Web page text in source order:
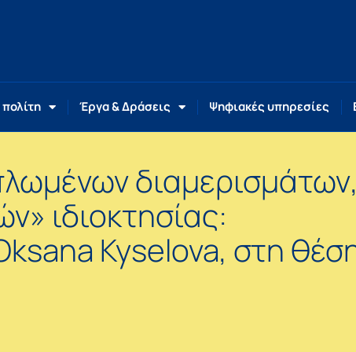
πολίτη Έργα & Δράσεις Ψηφιακές υπηρεσίες
διαμερισμάτων,
ιδιοκτησίας:
Kyselova, στη